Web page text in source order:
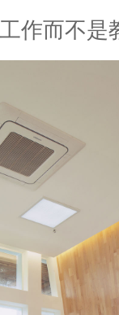
作而不是